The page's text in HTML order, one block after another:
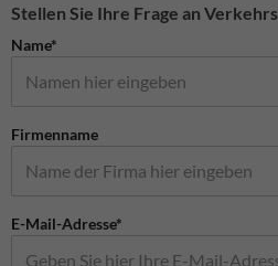
Stellen Sie Ihre Frage an
Name*
Firmenname
E-Mail-Adresse*